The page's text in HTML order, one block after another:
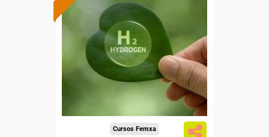
Formación 100%
subvencionada.
Para desempleados,
trabajadores y autónomos.
Sector
-Energía y Agua.
Cursos Femxa